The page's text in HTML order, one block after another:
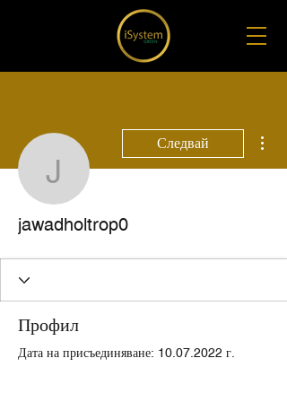
jawadholtrop0
Следвай
jawadholtrop0
Профил
Дата на присъединяване: 10.07.2022 г.